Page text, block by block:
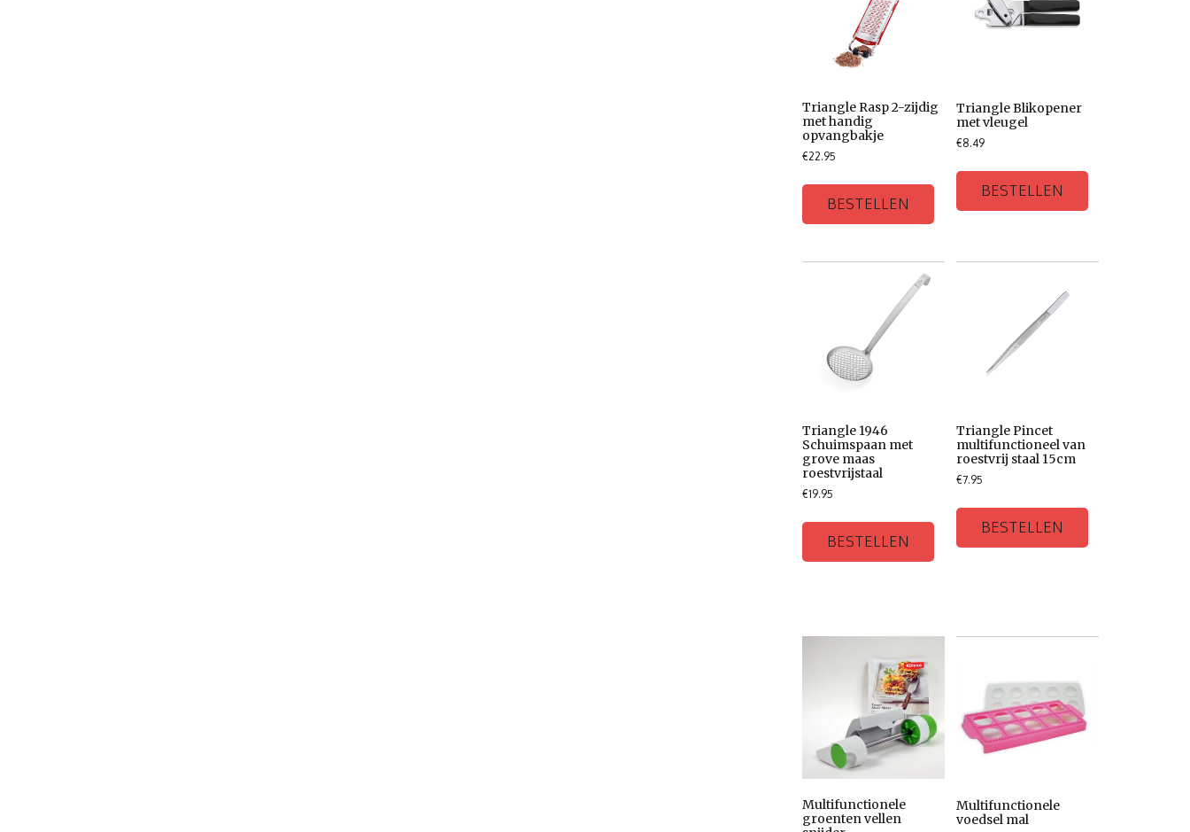
Triangle Rasp 2-zijdig
met handig
opvangbakje
€22.95
BESTELLEN
Triangle Blikopener
met vleugel
€8.49
BESTELLEN
Triangle 1946
Schuimspaan met
grove maas
roestvrijstaal
€19.95
BESTELLEN
Triangle Pincet
multifunctioneel van
roestvrij staal 15cm
€7.95
BESTELLEN
Multifunctionele
groenten vellen
Multifunctionele
voedsel mal